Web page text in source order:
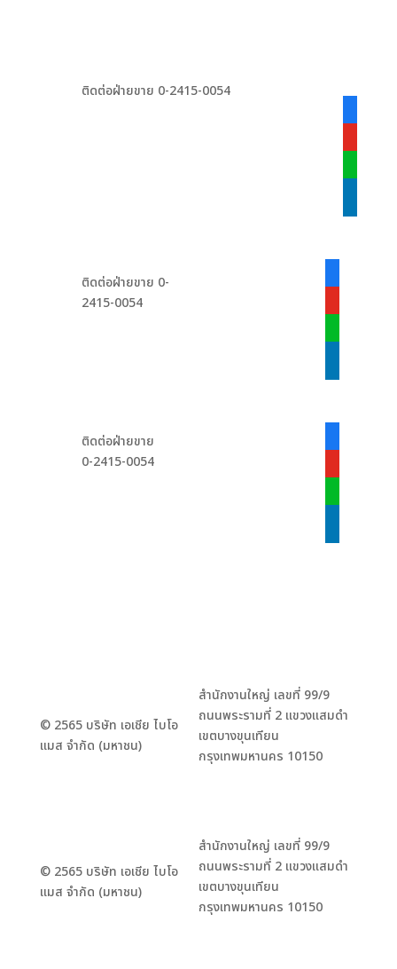
ติดต่อฝ่ายขาย 0-2415-0054
ติดต่อฝ่ายขาย 0-
2415-0054
ติดต่อฝ่ายขาย
0-2415-0054
© 2565 บริษัท เอเชีย ไบโอ
แมส จำกัด (มหาชน)
สำนักงานใหญ่ เลขที่ 99/9
ถนนพระรามที่ 2 แขวงแสมดำ
เขตบางขุนเทียน
กรุงเทพมหานคร 10150
© 2565 บริษัท เอเชีย ไบโอ
แมส จำกัด (มหาชน)
สำนักงานใหญ่ เลขที่ 99/9
ถนนพระรามที่ 2 แขวงแสมดำ
เขตบางขุนเทียน
กรุงเทพมหานคร 10150